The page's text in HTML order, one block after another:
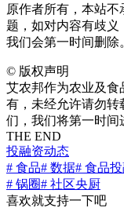
原作者所有，本站
题，如对内容有歧义
我们会第一时间删除
© 版权声明
艾农邦作为农业及食
有，未经允许请勿转
们，我们将第一时间
THE END
投融资动态
# 食品# 数据# 食品
# 锅圈# 社区央厨
喜欢就支持一下吧